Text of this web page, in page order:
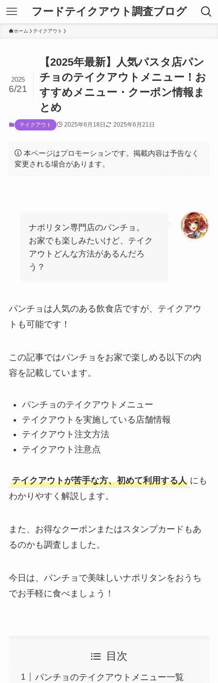
フードテイクアウト調査ブログ
ホーム テイクアウト
【2025年最新】人気パスタ店パン
チョのテイクアウトメニュー！お
すすめメニュー・クーポン情報ま
とめ
2025
6/21
テイクアウト 2025年6月18日 2025年6月21日
本ページはプロモーションです。掲載内容は予告なく
変更される場合があります。
ナポリタン専門店のパンチョ。
お家でも楽しみたいけど、テイク
アウトどんな方法があるんだろ
う？
パンチョは人気のある飲食店ですが、テイクアウ
トも可能です！
この記事ではパンチョをお家で楽しめる以下の内
容を記載しています。
パンチョのテイクアウトメニュー
テイクアウトを実施している店舗情報
テイクアウト注文方法
テイクアウト注意点
テイクアウトが苦手な方、初めて利用する人 にも
わかりやすく解説します。
また、お得なクーポンまたはスタンプカードもあ
るのかも調査しました。
今日は、パンチョで美味しいナポリタンをおうち
でお手軽に食べましょう！
目次
パンチョのテイクアウトメニュー一覧